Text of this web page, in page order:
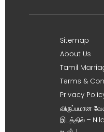
Sitemap
About Us
Tamil
Terms &
Privacy
விருப்பமான
இடத்தில் –